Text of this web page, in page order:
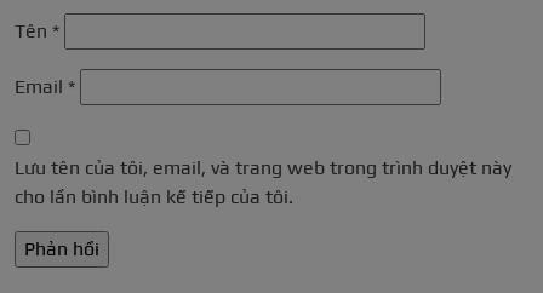
Tên *
Email *
Lưu tên của tôi, email, và trang web trong trình duyệt này
cho lần bình luận kế tiếp của tôi.